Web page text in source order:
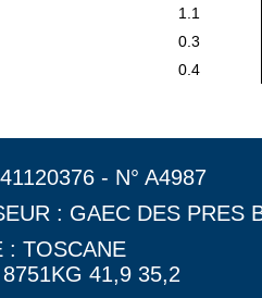
1.1
0.3
0.4
- N° A4987
: GAEC DES PRES
: TOSCANE
41,9 35,2